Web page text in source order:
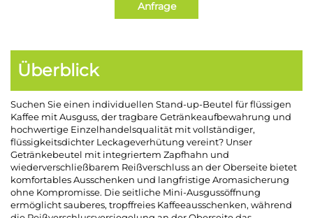
Anfrage
Überblick
Suchen Sie einen individuellen Stand-up-Beutel für flüssigen
Kaffee mit Ausguss, der tragbare Getränkeaufbewahrung und
hochwertige Einzelhandelsqualität mit vollständiger,
flüssigkeitsdichter Leckageverhütung vereint? Unser
Getränkebeutel mit integriertem Zapfhahn und
wiederverschließbarem Reißverschluss an der Oberseite bietet
komfortables Ausschenken und langfristige Aromasicherung
ohne Kompromisse. Die seitliche Mini-Ausgussöffnung
ermöglicht sauberes, tropffreies Kaffeeausschenken, während